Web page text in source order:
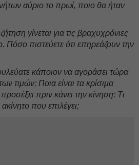
αύριο το πρωί, ποιο θα ήταν
γίνεται για τις βραχυχρόνιες
Πόσο πιστεύετε ότι επηρεάζουν την
κάποιον να αγοράσει τώρα
τιμών; Ποια είναι τα κρίσιμα
πριν κάνει την κίνηση; Τι
που επιλέγει;